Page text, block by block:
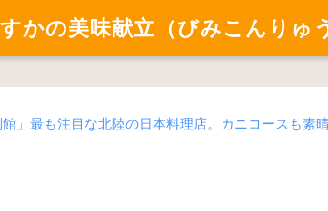
かの美味献立（びみこんりゅう
館」最も注目な北陸の日本料理店。カニコースも素